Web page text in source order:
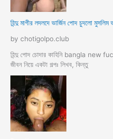
হিন্দু মাগীর লদলদে ভার্জিন পোদ চুদলো মুসলিম
by chotigolpo.club
হিন্দু পোদ চোদার কাহিনি bangla new
জীবন নিয়ে একটা গল্পঃ লিখব, কিন্তু